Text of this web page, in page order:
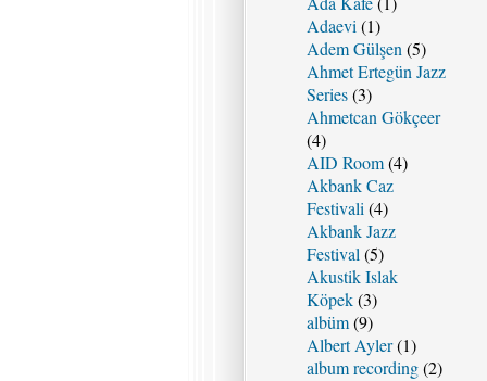
Adaevi (1)
Adem Gülşen (5)
Ahmet Ertegün Jazz
Series(3)
Ahmetcan Gökçeer
(4)
AID Room(4)
Akbank Caz
Festivali (4)
Akbank Jazz
Festival (5)
Akustik Islak
Köpek(3)
albüm(9)
Albert Ayler(1)
album recording(2)